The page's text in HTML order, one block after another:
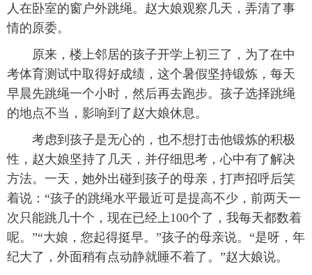
人在卧室的窗户外跳绳。赵大娘观察几天，弄清了事
情的原委。
原来，楼上邻居的孩子开学上初三了，为了在中
考体育测试中取得好成绩，这个暑假坚持锻炼，每天
早晨先跳绳一个小时，然后再去跑步。孩子选择跳绳
的地点不当，影响到了赵大娘休息。
考虑到孩子是无心的，也不想打击他锻炼的积极
性，赵大娘坚持了几天，并仔细思考，心中有了解决
方法。一天，她外出碰到孩子的母亲，打声招呼后笑
着说：“孩子的跳绳水平最近可是提高不少，前两天一
次只能跳几十个，现在已经上100个了，我每天都数着
呢。”“大娘，您起得挺早。”孩子的母亲说。“是呀，年
纪大了，外面稍有点动静就睡不着了。”赵大娘说。